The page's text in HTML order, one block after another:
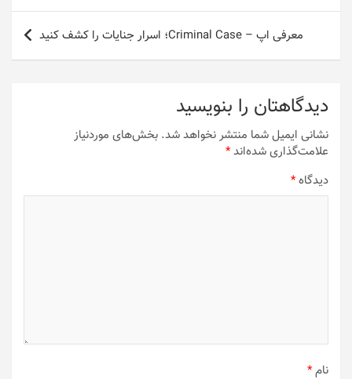
معرفی اپ – Criminal Case؛ اسرار جنایات را کشف کنید
دیدگاهتان را بنویسید
نشانی ایمیل شما منتشر نخواهد شد. بخش‌های موردنیاز
علامت‌گذاری شده‌اند*
دیدگاه*
نام*